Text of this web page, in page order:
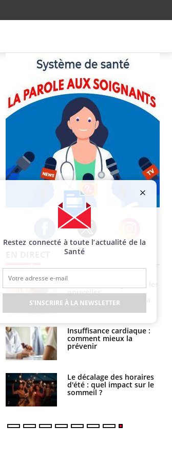
Facebook Twitter Instagram
nouvelles
recommandations de la
HAS
Insuffisance cardiaque :
comment mieux la
prévenir
Le décalage des horaires
d'été : quel impact sur le
sommeil ?
Restez connecté à toute l’actualité de la
Santé
S'INSCRIRE À LA NEWSLETTER